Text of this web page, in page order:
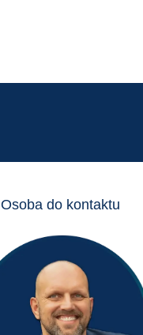
Osoba do kontaktu